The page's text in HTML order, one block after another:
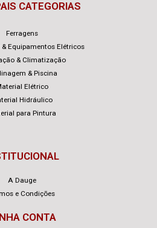
CATEGORIAS
Ferragens
Equipamentos Elétricos
& Climatização
& Piscina
Elétrico
Hidráulico
para Pintura
A Dauge
e Condições
CONTA